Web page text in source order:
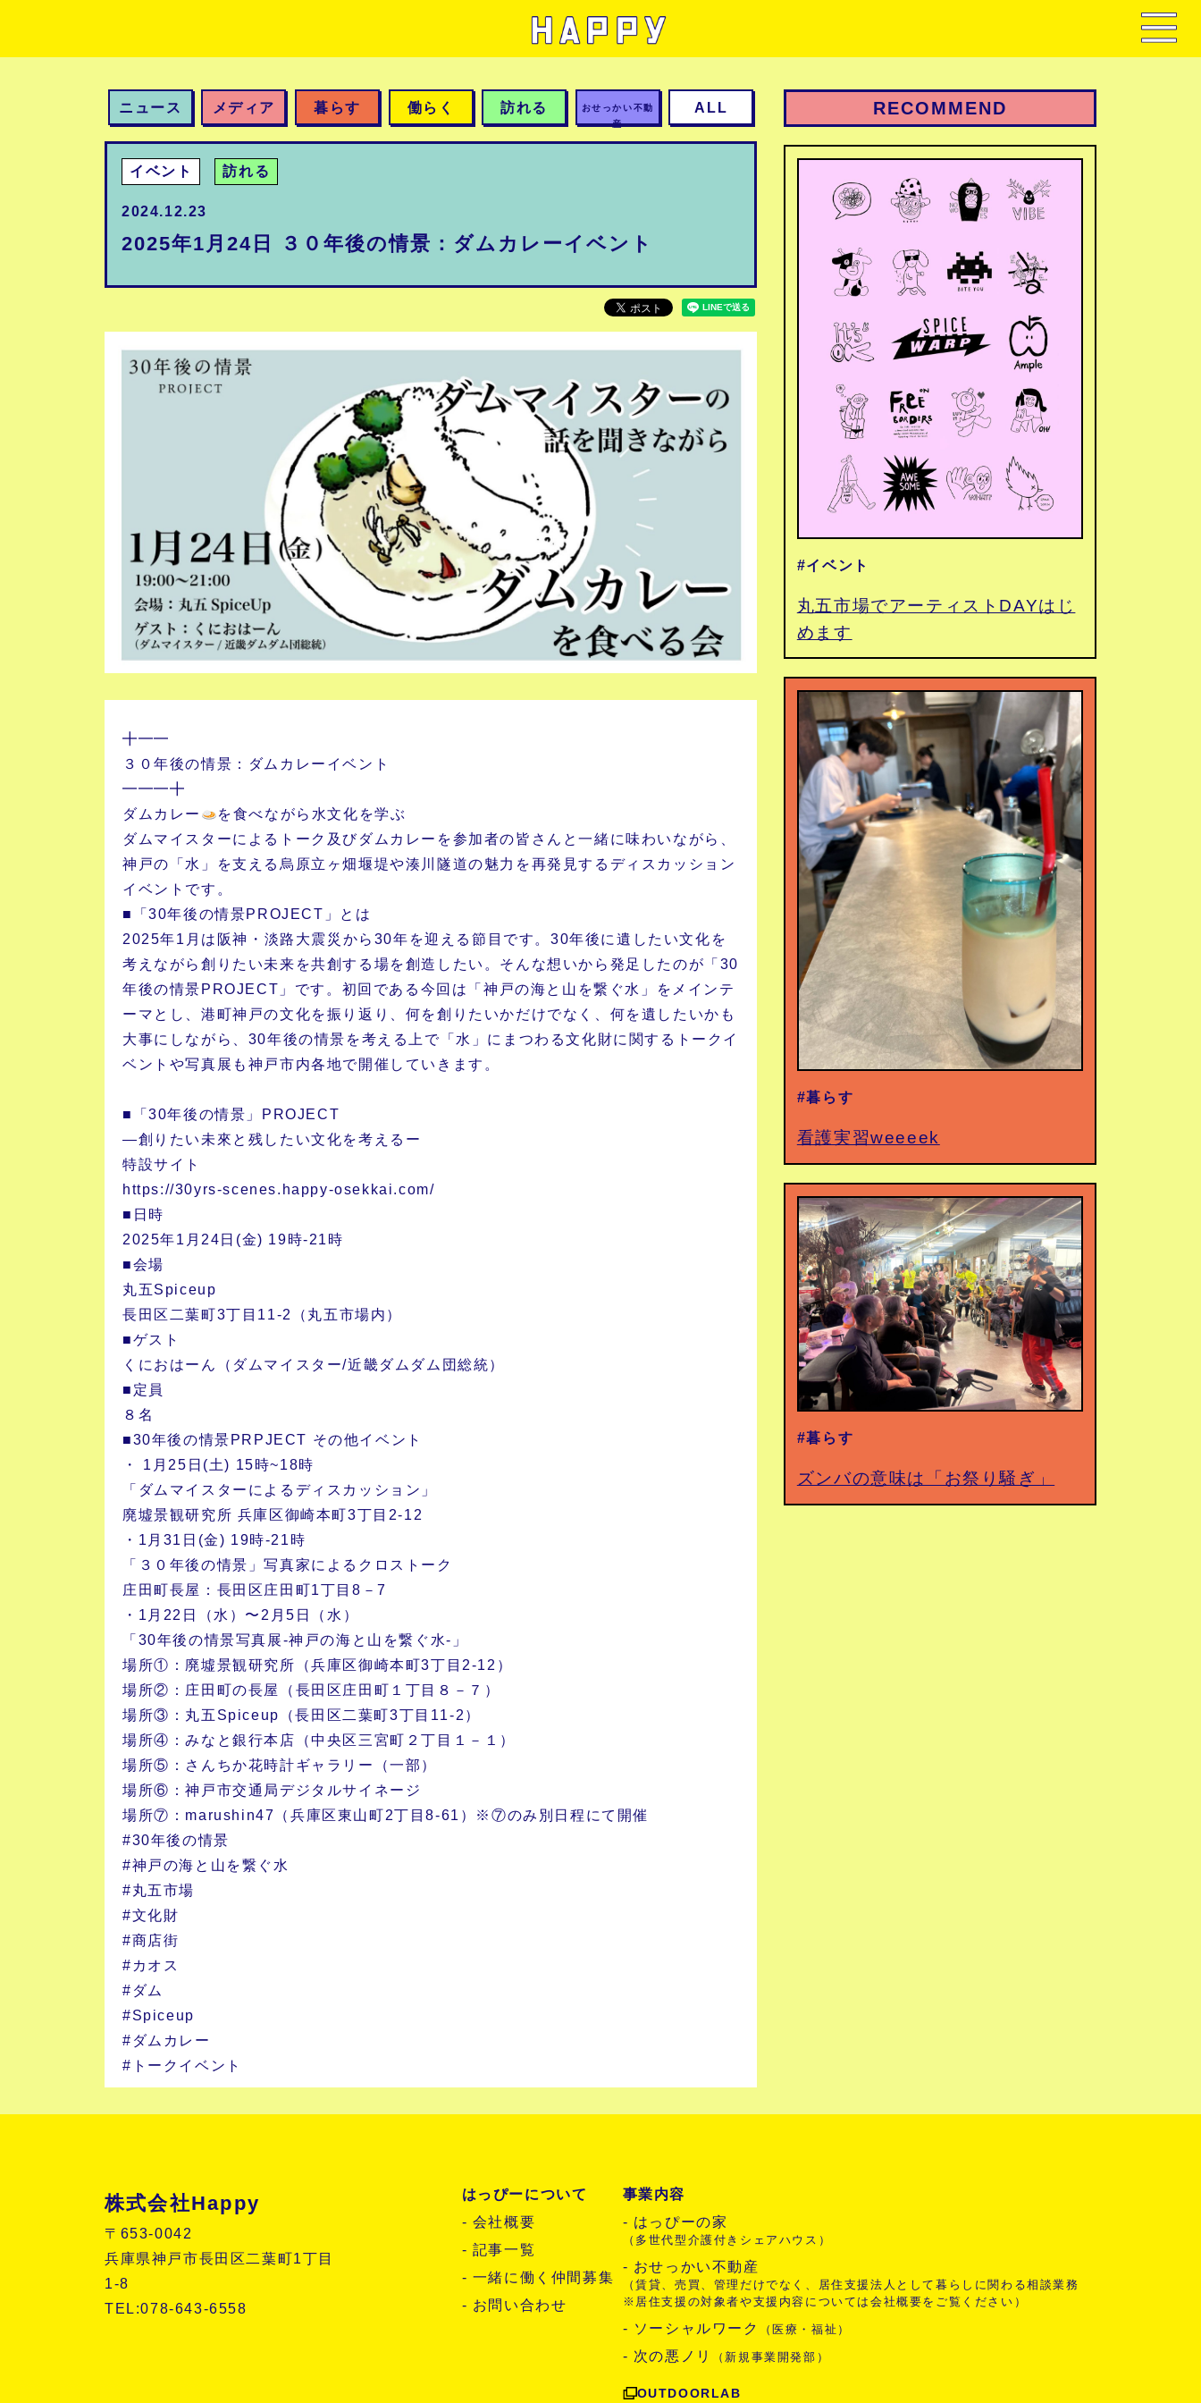
ニュース メディア 暮らす 働らく 訪れる
おせっかい不動
産
ALL
イベント 訪れる
2024.12.23
2025年1月24日 ３０年後の情景：ダムカレーイベント
╋━━
３０年後の情景：ダムカレーイベント
━━━╋
ダムカレー
を食べながら水文化を学ぶ
ダムマイスターによるトーク及びダムカレーを参加者の皆さんと一緒に味わいながら、
神戸の「水」を支える烏原立ヶ畑堰堤や湊川隧道の魅力を再発見するディスカッション
イベントです。
■「30年後の情景PROJECT」とは
2025年1月は阪神・淡路大震災から30年を迎える節目です。30年後に遺したい文化を
考えながら創りたい未来を共創する場を創造したい。そんな想いから発足したのが「30
年後の情景PROJECT」です。初回である今回は「神戸の海と山を繋ぐ水」をメインテ
ーマとし、港町神戸の文化を振り返り、何を創りたいかだけでなく、何を遺したいかも
大事にしながら、30年後の情景を考える上で「水」にまつわる文化財に関するトークイ
ベントや写真展も神戸市内各地で開催していきます。
■「30年後の情景」PROJECT
―創りたい未來と残したい文化を考えるー
特設サイト
https://30yrs-scenes.happy-osekkai.com/
■日時
2025年1月24日(金) 19時-21時
■会場
丸五Spiceup
長田区二葉町3丁目11-2（丸五市場内）
■ゲスト
くにおはーん（ダムマイスター/近畿ダムダム団総統）
■定員
８名
■30年後の情景PRPJECT その他イベント
・ 1月25日(土) 15時~18時
「ダムマイスターによるディスカッション」
廃墟景観研究所 兵庫区御崎本町3丁目2-12
・1月31日(金) 19時-21時
「３０年後の情景」写真家によるクロストーク
庄田町長屋：長田区庄田町1丁目8－7
・1月22日（水）〜2月5日（水）
「30年後の情景写真展-神戸の海と山を繋ぐ水-」
場所①：廃墟景観研究所（兵庫区御崎本町3丁目2-12）
場所②：庄田町の長屋（長田区庄田町１丁目８－７）
場所③：丸五Spiceup（長田区二葉町3丁目11-2）
場所④：みなと銀行本店（中央区三宮町２丁目１－１）
場所⑤：さんちか花時計ギャラリー（一部）
場所⑥：神戸市交通局デジタルサイネージ
場所⑦：marushin47（兵庫区東山町2丁目8-61）※⑦のみ別日程にて開催
#30年後の情景
#神戸の海と山を繋ぐ水
#丸五市場
#文化財
#商店街
#カオス
#ダム
#Spiceup
#ダムカレー
#トークイベント
RECOMMEND
#イベント
丸五市場でアーティストDAYはじ
めます
#暮らす
看護実習weeeek
#暮らす
ズンバの意味は「お祭り騒ぎ」
株式会社Happy
〒653-0042
兵庫県神戸市長田区二葉町1丁目
1-8
TEL:078-643-6558
はっぴーについて
- 会社概要
- 記事一覧
- 一緒に働く仲間募集
- お問い合わせ
事業内容
- はっぴーの家
（多世代型介護付きシェアハウス）
- おせっかい不動産
（賃貸、売買、管理だけでなく、居住支援法人として暮らしに関わる相談業務
※居住支援の対象者や支援内容については会社概要をご覧ください）
- ソーシャルワーク （医療・福祉）
- 次の悪ノリ （新規事業開発部）
OUTDOORLAB